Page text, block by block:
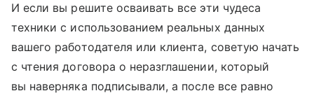
И если вы решите осваивать все эти чудеса
техники с использованием реальных данных
вашего работодателя или клиента, советую начать
с чтения договора о неразглашении, который
вы наверняка подписывали, а после все равно